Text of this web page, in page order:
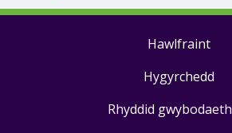
Hawlfraint
Hygyrchedd
Rhyddid gwybodaeth